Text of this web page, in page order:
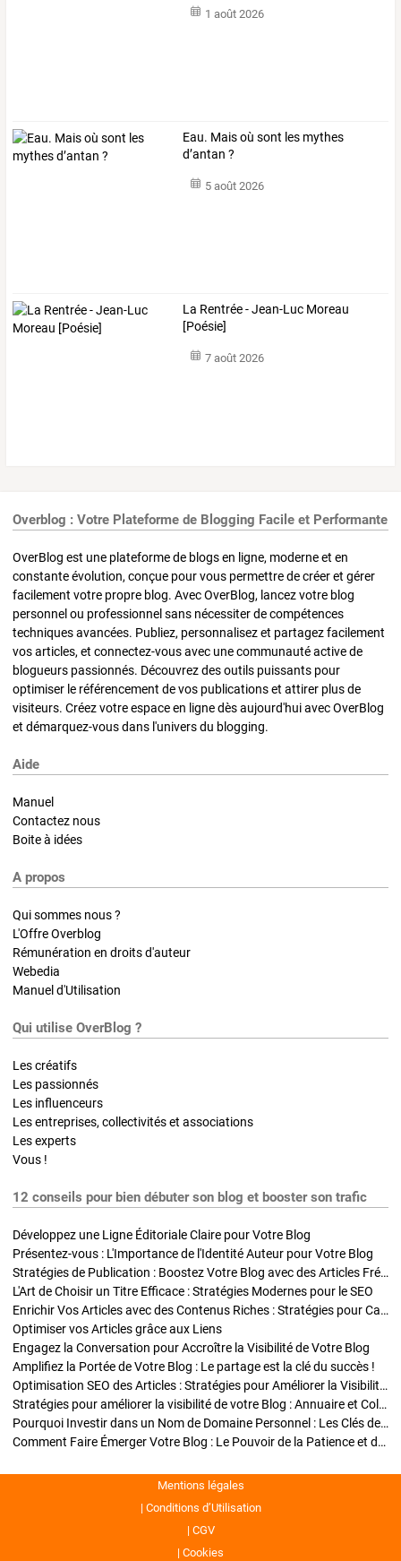
1 août 2026
Eau. Mais où sont les mythes
d’antan ?
5 août 2026
La Rentrée - Jean-Luc Moreau
[Poésie]
7 août 2026
Overblog : Votre Plateforme de Blogging Facile et Performante
OverBlog est une plateforme de blogs en ligne, moderne et en
constante évolution, conçue pour vous permettre de créer et gérer
facilement votre propre blog. Avec OverBlog, lancez votre blog
personnel ou professionnel sans nécessiter de compétences
techniques avancées. Publiez, personnalisez et partagez facilement
vos articles, et connectez-vous avec une communauté active de
blogueurs passionnés. Découvrez des outils puissants pour
optimiser le référencement de vos publications et attirer plus de
visiteurs. Créez votre espace en ligne dès aujourd'hui avec OverBlog
et démarquez-vous dans l'univers du blogging.
Aide
Manuel
Contactez nous
Boite à idées
A propos
Qui sommes nous ?
L'Offre Overblog
Rémunération en droits d'auteur
Webedia
Manuel d'Utilisation
Qui utilise OverBlog ?
Les créatifs
Les passionnés
Les influenceurs
Les entreprises, collectivités et associations
Les experts
Vous !
12 conseils pour bien débuter son blog et booster son trafic
Développez une Ligne Éditoriale Claire pour Votre Blog
Présentez-vous : L'Importance de l'Identité Auteur pour Votre Blog
Stratégies de Publication : Boostez Votre Blog avec des Articles Fréquents et Exclusifs
L'Art de Choisir un Titre Efficace : Stratégies Modernes pour le SEO
Enrichir Vos Articles avec des Contenus Riches : Stratégies pour Captiver et Optimiser
Optimiser vos Articles grâce aux Liens
Engagez la Conversation pour Accroître la Visibilité de Votre Blog
Amplifiez la Portée de Votre Blog : Le partage est la clé du succès !
Optimisation SEO des Articles : Stratégies pour Améliorer la Visibilité de Votre Blog
Stratégies pour améliorer la visibilité de votre Blog : Annuaire et Collaborations
Pourquoi Investir dans un Nom de Domaine Personnel : Les Clés de la Réussite de Votre Blog
Comment Faire Émerger Votre Blog : Le Pouvoir de la Patience et de la Persévérance
Mentions légales
Conditions d’Utilisation
CGV
Cookies